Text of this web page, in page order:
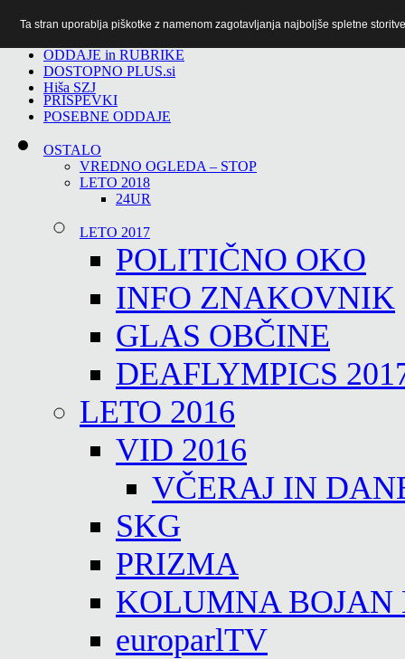
ODDAJE in RUBRIKE
DOSTOPNO PLUS.si
Hiša SZJ
PRISPEVKI
POSEBNE ODDAJE
OSTALO
VREDNO OGLEDA – STOP
LETO 2018
24UR
LETO 2017
POLITIČNO OKO
INFO ZNAKOVNIK
GLAS OBČINE
DEAFLYMPICS
LETO 2016
VID 2016
VČERAJ IN
SKG
PRIZMA
KOLUMNA BOJAN
europarlTV
Ta stran uporablja piškotke z namenom zagotavljanja najboljše spletne